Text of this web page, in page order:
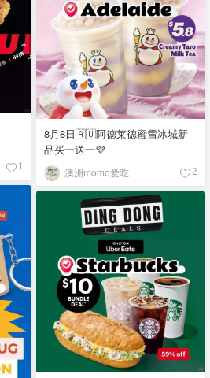
1
8月8日🇦🇺阿德莱德蜜雪冰城新
品买一送一💜
澳洲momo爱吃 2